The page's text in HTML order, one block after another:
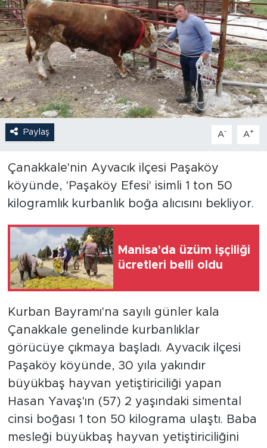
Paylaş A- A+
Çanakkale'nin Ayvacık ilçesi Paşaköy
köyünde, 'Paşaköy Efesi' isimli 1 ton 50
kilogramlık kurbanlık boğa alıcısını bekliyor.
Manisa'da üzüm işçiliği
ücretleri belli oldu
Kurban Bayramı'na sayılı günler kala
Çanakkale genelinde kurbanlıklar
görücüye çıkmaya başladı. Ayvacık ilçesi
Paşaköy köyünde, 30 yıla yakındır
büyükbaş hayvan yetiştiriciliği yapan
Hasan Yavaş'ın (57) 2 yaşındaki simental
cinsi boğası 1 ton 50 kilograma ulaştı. Baba
mesleği büyükbaş hayvan yetiştiriciliğini